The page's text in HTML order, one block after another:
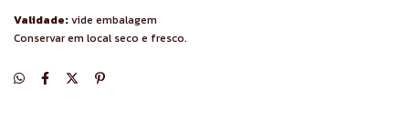
Validade:vide embalagem
Conservar em local seco e fresco.